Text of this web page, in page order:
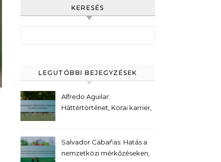
KERESÉS
LEGUTÓBBI BEJEGYZÉSEK
Alfredo Aguilar:
Háttértörténet, Korai karrier,
Salvador Cabañas: Hatás a
nemzetközi mérkőzéseken,